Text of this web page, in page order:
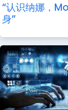
“认识纳娜，
身”